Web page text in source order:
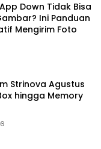
Down Tidak Bisa
Ini Panduan
Mengirim Foto
Strinova Agustus
hingga Memory